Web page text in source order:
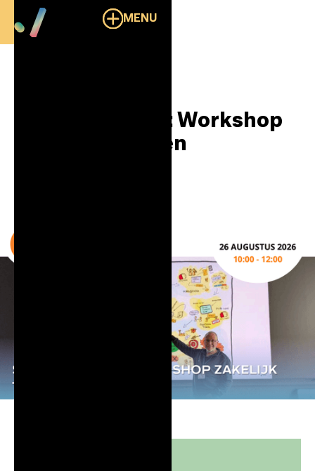
MENU
Summer Circle: Workshop
Zakelijk Tekenen